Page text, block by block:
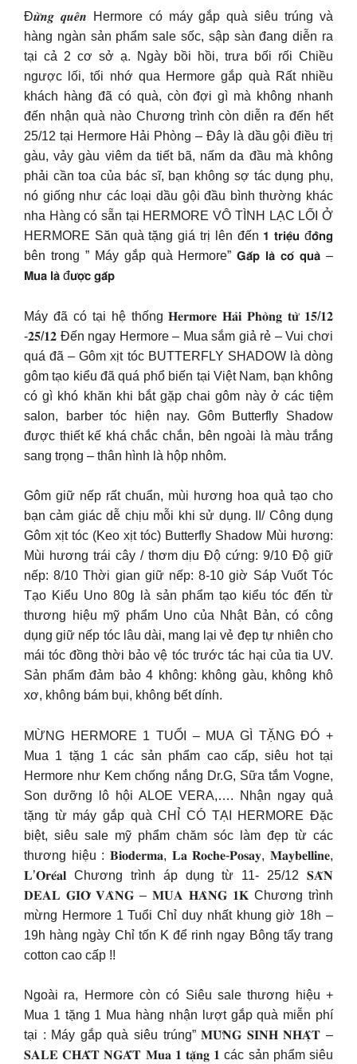
Đ𝒖̛̀𝒏𝒈 𝒒𝒖𝒆̂𝒏 Hermore có máy gắp quà siêu trúng và
hàng ngàn sản phẩm sale sốc, sập sàn đang diễn ra
tại cả 2 cơ sở ạ. Ngày bồi hồi, trưa bối rối Chiều
ngược lối, tối nhớ qua Hermore gắp quà Rất nhiều
khách hàng đã có quà, còn đợi gì mà không nhanh
đến nhận quà nào Chương trình còn diễn ra đến hết
25/12 tại Hermore Hải Phòng – Đây là dầu gội điều trị
gàu, vảy gàu viêm da tiết bã, nấm da đầu mà không
phải cần toa của bác sĩ, bạn không sợ tác dụng phụ,
nó giống như các loại dầu gội đầu bình thường khác
nha Hàng có sẵn tại HERMORE VÔ TÌNH LẠC LỐI Ở
HERMORE Săn quà tặng giá trị lên đến 𝟭 𝘁𝗿𝗶𝗲̣̂𝘂 đ𝗼̂̀𝗻𝗴
bên trong ” Máy gắp quà Hermore” 𝗚𝗮̆́𝗽 𝗹𝗮̀ 𝗰𝗼́ 𝗾𝘂𝗮̀ –
𝗠𝘂𝗮 𝗹𝗮̀ đ𝘂̛𝗼̛̣𝗰 𝗴𝗮̆́𝗽
Máy đã có tại hệ thống 𝐇𝐞𝐫𝐦𝐨𝐫𝐞 𝐇𝐚̉𝐢 𝐏𝐡𝐨̀𝐧𝐠 𝐭𝐮̛̀ 𝟏𝟓/𝟏𝟐
-𝟐𝟓/𝟏𝟐 Đến ngay Hermore – Mua sắm giả rẻ – Vui chơi
quá đã – Gôm xịt tóc BUTTERFLY SHADOW là dòng
gôm tạo kiểu đã quá phổ biến tại Việt Nam, bạn không
có gì khó khăn khi bắt gặp chai gôm này ở các tiệm
salon, barber tóc hiện nay. Gôm Butterfly Shadow
được thiết kế khá chắc chắn, bên ngoài là màu trắng
sang trọng – thân hình là hộp nhôm.
Gôm giữ nếp rất chuẩn, mùi hương hoa quả tạo cho
bạn cảm giác dễ chịu mỗi khi sử dụng. II/ Công dụng
Gôm xịt tóc (Keo xịt tóc) Butterfly Shadow Mùi hương:
Mùi hương trái cây / thơm dịu Ðộ cứng: 9/10 Ðộ giữ
nếp: 8/10 Thời gian giữ nếp: 8-10 giờ Sáp Vuốt Tóc
Tạo Kiểu Uno 80g là sản phẩm tạo kiểu tóc đến từ
thương hiệu mỹ phẩm Uno của Nhật Bản, có công
dụng giữ nếp tóc lâu dài, mang lại vẻ đẹp tự nhiên cho
mái tóc đồng thời bảo vệ tóc trước tác hại của tia UV.
Sản phẩm đảm bảo 4 không: không gàu, không khô
xơ, không bám bụi, không bết dính.
MỪNG HERMORE 1 TUỔI – MUA GÌ TẶNG ĐÓ +
Mua 1 tặng 1 các sản phẩm cao cấp, siêu hot tại
Hermore như Kem chống nắng Dr.G, Sữa tắm Vogne,
Son dưỡng lô hội ALOE VERA,…. Nhận ngay quả
tặng từ máy gắp quà CHỈ CÓ TẠI HERMORE Đặc
biệt, siêu sale mỹ phẩm chăm sóc làm đẹp từ các
thương hiệu : 𝐁𝐢𝐨𝐝𝐞𝐫𝐦𝐚, 𝐋𝐚 𝐑𝐨𝐜𝐡𝐞-𝐏𝐨𝐬𝐚𝐲, 𝐌𝐚𝐲𝐛𝐞𝐥𝐥𝐢𝐧𝐞,
𝐋’𝐎𝐫𝐞́𝐚𝐥 Chương trình áp dụng từ 11- 25/12 𝐒𝐀̆𝐍
𝐃𝐄𝐀𝐋 𝐆𝐈𝐎̛̀ 𝐕𝐀̀𝐍𝐆 – 𝐌𝐔𝐀 𝐇𝐀̀𝐍𝐆 𝟏𝐊 Chương trình
mừng Hermore 1 Tuổi Chỉ duy nhất khung giờ 18h –
19h hàng ngày Chỉ tốn K để rinh ngay Bông tẩy trang
cotton cao cấp !!
Ngoài ra, Hermore còn có Siêu sale thương hiệu +
Mua 1 tặng 1 Mua hàng nhận lượt gắp quà miễn phí
tại : Máy gắp quà siêu trúng” 𝐌𝐔̛̀𝐍𝐆 𝐒𝐈𝐍𝐇 𝐍𝐇𝐀̣̂𝐓 –
𝐒𝐀𝐋𝐄 𝐂𝐇𝐀̂́𝐓 𝐍𝐆𝐀̂́𝐓 𝐌𝐮𝐚 𝟏 𝐭𝐚̣̆𝐧𝐠 𝟏 các sản phẩm siêu